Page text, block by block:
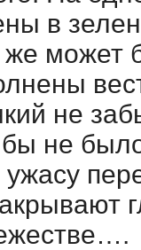
в
может
не
не
ужасу